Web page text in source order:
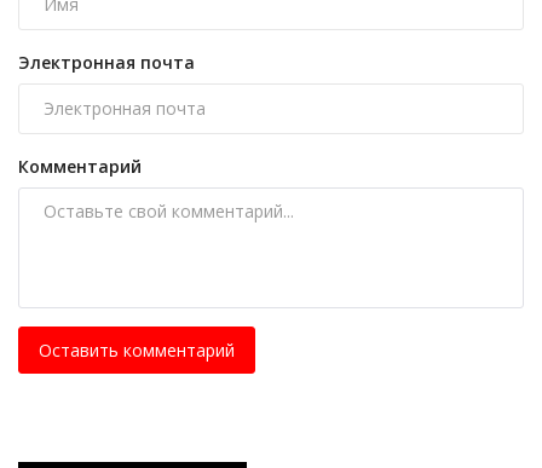
Электронная почта
Комментарий
Оставить комментарий